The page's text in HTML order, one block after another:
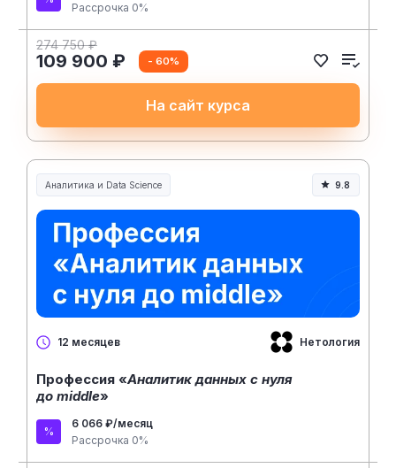
Рассрочка 0%
274 750 ₽
109 900 ₽ - 60%
На сайт курса
Аналитика и Data Science 9.8
12 месяцев Нетология
Профессия «Аналитик данных с нуля
до middle»
6 066 ₽/месяц
Рассрочка 0%